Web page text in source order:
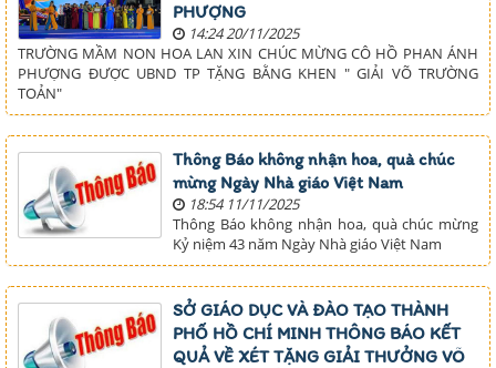
PHƯỢNG
14:24 20/11/2025
TRƯỜNG MẦM NON HOA LAN XIN CHÚC MỪNG CÔ HỒ PHAN ÁNH
PHƯỢNG ĐƯỢC UBND TP TẶNG BẰNG KHEN " GIẢI VÕ TRƯỜNG
TOẢN"
Thông Báo không nhận hoa, quà chúc
mừng Ngày Nhà giáo Việt Nam
18:54 11/11/2025
Thông Báo không nhận hoa, quà chúc mừng
Kỷ niệm 43 năm Ngày Nhà giáo Việt Nam
SỞ GIÁO DỤC VÀ ĐÀO TẠO THÀNH
PHỐ HỒ CHÍ MINH THÔNG BÁO KẾT
QUẢ VỀ XÉT TẶNG GIẢI THƯỞNG VÕ